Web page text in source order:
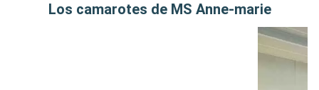
Los camarotes de MS Anne-marie